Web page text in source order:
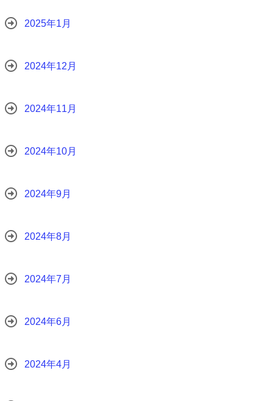
2025年1月
2024年12月
2024年11月
2024年10月
2024年9月
2024年8月
2024年7月
2024年6月
2024年4月